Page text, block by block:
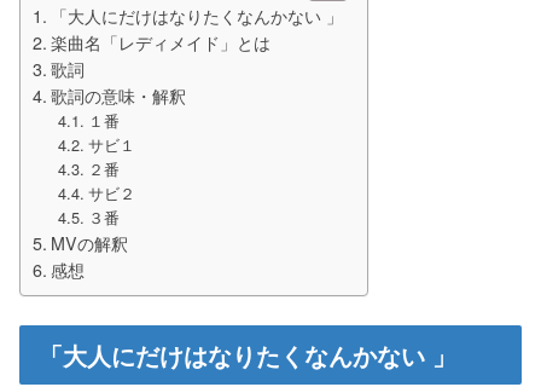
「大人にだけはなりたくなんかない 」
楽曲名「レディメイド」とは
歌詞
歌詞の意味・解釈
１番
サビ１
２番
サビ２
３番
MVの解釈
感想
「大人にだけはなりたくなんかない 」